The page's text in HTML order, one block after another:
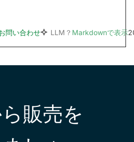
問い合わせ LLM？ Markdownで表示
販売を